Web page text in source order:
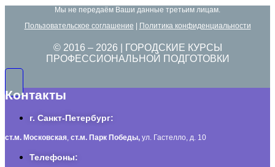
Мы не передаём Ваши данные третьим лицам.
Пользовательское соглашение
Политика конфиденциальности
© 2016 – 2026 | ГОРОДСКИЕ КУРСЫ
ПРОФЕССИОНАЛЬНОЙ ПОДГОТОВКИ
Контакты
г. Санкт-Петербург:
ст.м. Московская, ст.м. Парк Победы, ул. Гастелло, д. 10
Телефоны: